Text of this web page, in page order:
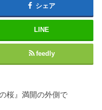
シェア
LINE
feedly
桜』満開の外側で